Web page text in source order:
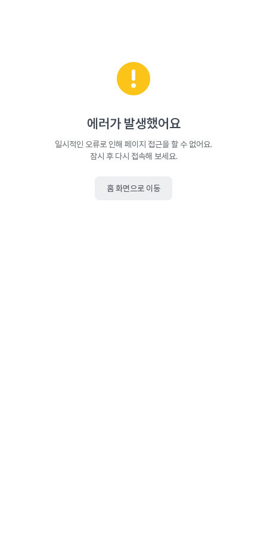
에러가 발생했어요
일시적인 오류로 인해 페이지 접근을 할 수 없어요.
잠시 후 다시 접속해 보세요.
홈 화면으로 이동